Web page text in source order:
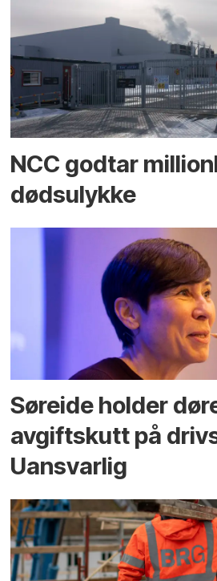
NCC godtar
dødsulykke
Søreide holder
avgiftskutt på
Uansvarlig